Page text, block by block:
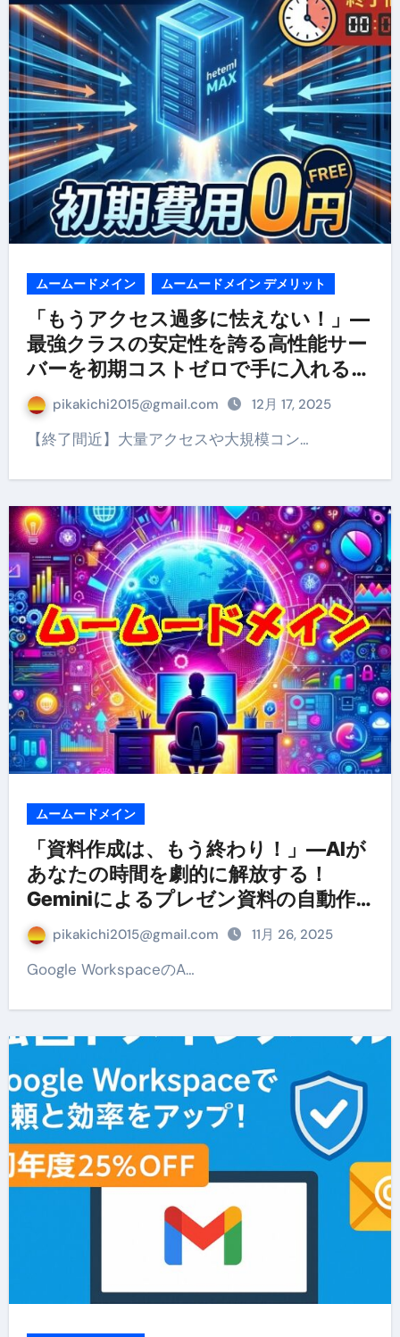
ムームードメイン ムームードメイン デメリット
「もうアクセス過多に怯えない！」—
最強クラスの安定性を誇る高性能サー
バーを初期コストゼロで手に入れる最
後の大チャンス！
pikakichi2015@gmail.com 12月 17, 2025
【終了間近】大量アクセスや大規模コン…
ムームードメイン
「資料作成は、もう終わり！」—AIが
あなたの時間を劇的に解放する！
Geminiによるプレゼン資料の自動作
成機能【ムームードメイン】
pikakichi2015@gmail.com 11月 26, 2025
Google WorkspaceのA…